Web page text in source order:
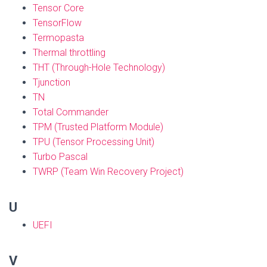
Tensor Core
TensorFlow
Termopasta
Thermal throttling
THT (Through-Hole Technology)
Tjunction
TN
Total Commander
TPM (Trusted Platform Module)
TPU (Tensor Processing Unit)
Turbo Pascal
TWRP (Team Win Recovery Project)
U
UEFI
V